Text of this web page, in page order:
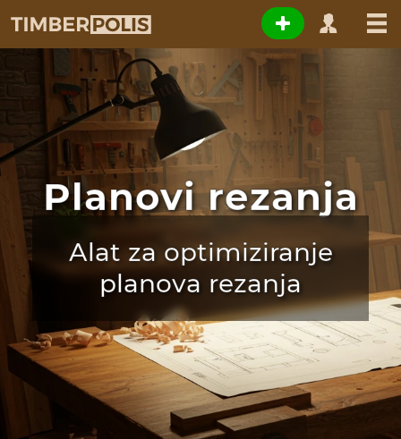
Planovi rezanja
Alat za optimiziranje
planova rezanja